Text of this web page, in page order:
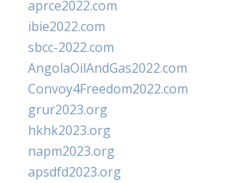
aprce2022.com
ibie2022.com
sbcc-2022.com
AngolaOilAndGas2022.com
Convoy4Freedom2022.com
grur2023.org
hkhk2023.org
napm2023.org
apsdfd2023.org